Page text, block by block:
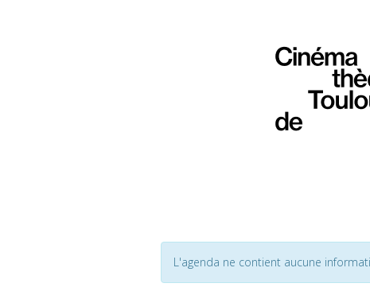
L'agenda ne contient aucune